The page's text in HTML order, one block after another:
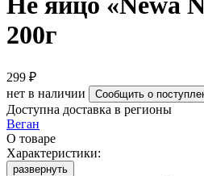
200г
299 ₽
нет в наличии
Сообщить о
Доступна доставка в регионы
Веган
О товаре
Характеристики:
развернуть